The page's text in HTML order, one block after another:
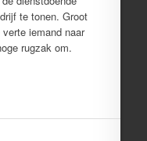
te tonen. Groot
iemand naar
rugzak om.